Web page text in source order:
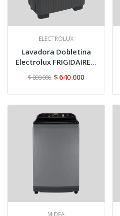
ELECTROLUX
Lavadora Dobletina
Electrolux FRIGIDAIRE...
$ 890.000 $ 640.000